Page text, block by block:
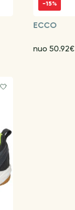
-15%
ECCO
nuo 50.92€